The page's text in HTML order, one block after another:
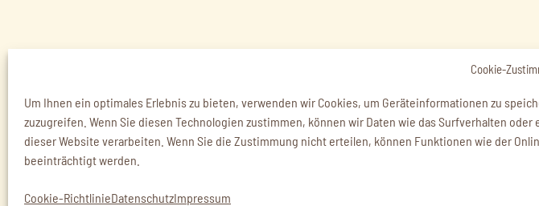
Cookie-
Um Ihnen ein optimales Erlebnis zu bieten, verwenden wir Cookies, um Geräteinformationen zu
zuzugreifen. Wenn Sie diesen Technologien zustimmen, können wir Daten wie das Surfverhalten oder
dieser Website verarbeiten. Wenn Sie die Zustimmung nicht erteilen, können Funktionen wie der
beeinträchtigt werden.
Cookie-RichtlinieDatenschutzImpressum